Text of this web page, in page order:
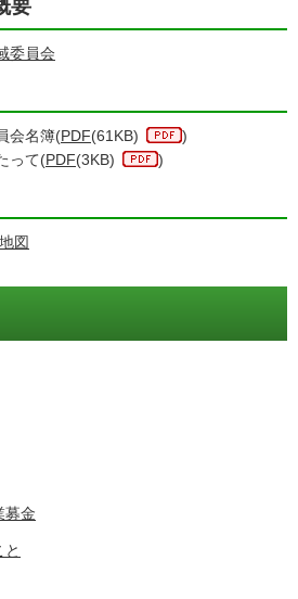
要
委員会
会名簿(PDF(61KB)
)
って(PDF(3KB) )
図
募金